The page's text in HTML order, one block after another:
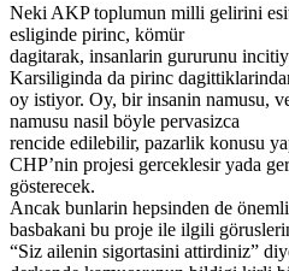
Neki AKP toplumun milli gelirini
esliginde pirinc, kömür
dagitarak, insanlarin gururunu
Karsiliginda da pirinc
oy istiyor. Oy, bir insanin namusu,
namusu nasil böyle pervasizca
rencide edilebilir, pazarlik konusu
CHP’nin projesi gerceklesir yada
gösterecek.
Ancak bunlarin hepsinden de
basbakani bu proje ile ilgili
“Siz ailenin sigortasini attirdiniz”